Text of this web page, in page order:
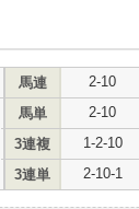
馬連 2-10
馬単 2-10
3連複 1-2-10
3連単 2-10-1